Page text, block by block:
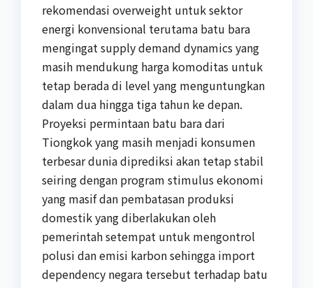
rekomendasi overweight untuk sektor
energi konvensional terutama batu bara
mengingat supply demand dynamics yang
masih mendukung harga komoditas untuk
tetap berada di level yang menguntungkan
dalam dua hingga tiga tahun ke depan.
Proyeksi permintaan batu bara dari
Tiongkok yang masih menjadi konsumen
terbesar dunia diprediksi akan tetap stabil
seiring dengan program stimulus ekonomi
yang masif dan pembatasan produksi
domestik yang diberlakukan oleh
pemerintah setempat untuk mengontrol
polusi dan emisi karbon sehingga import
dependency negara tersebut terhadap batu